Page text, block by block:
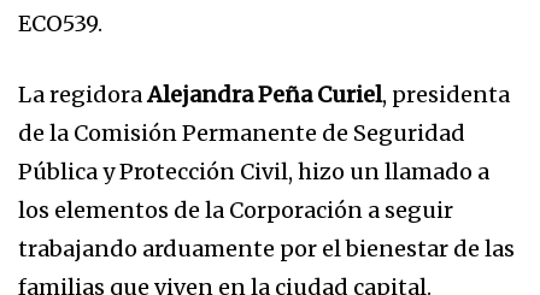
ECO539.
La regidoraAlejandra Peña Curiel, presidenta
de la Comisión Permanente de Seguridad
Pública y Protección Civil, hizo un llamado a
los elementos de la Corporación a seguir
trabajando arduamente por el bienestar de las
familias que viven en la ciudad capital.